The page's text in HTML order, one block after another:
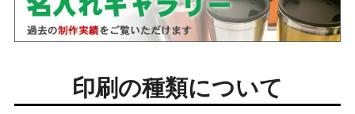
印刷の種類について